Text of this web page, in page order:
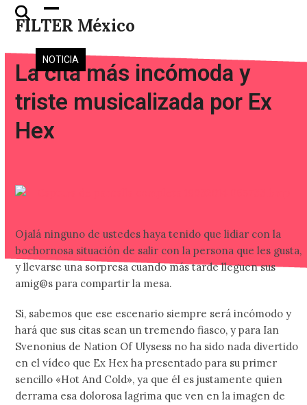
Skip
FILTER México
Open
mobile
menu
Close
mobile
menu
NOTICIA
La cita más incómoda y
triste musicalizada por Ex
Hex
Ojalá ninguno de ustedes haya tenido que lidiar con la
bochornosa situación de salir con la persona que les gusta,
y llevarse una sorpresa cuando más tarde lleguen sus
amig@s para compartir la mesa.
Si, sabemos que ese escenario siempre será incómodo y
hará que sus citas sean un tremendo fiasco, y para Ian
Svenonius de Nation Of Ulysess no ha sido nada divertido
en el vídeo que Ex Hex ha presentado para su primer
sencillo «Hot And Cold», ya que él es justamente quien
derrama esa dolorosa lagrima que ven en la imagen de